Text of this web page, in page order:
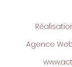
Agence